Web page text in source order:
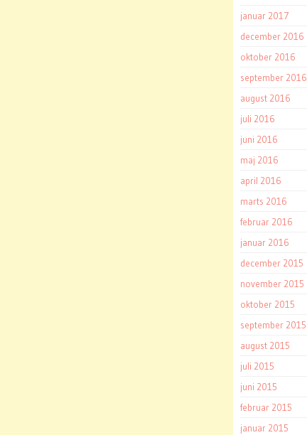
januar 2017
december 2016
oktober 2016
september 2016
august 2016
juli 2016
juni 2016
maj 2016
april 2016
marts 2016
februar 2016
januar 2016
december 2015
november 2015
oktober 2015
september 2015
august 2015
juli 2015
juni 2015
februar 2015
januar 2015